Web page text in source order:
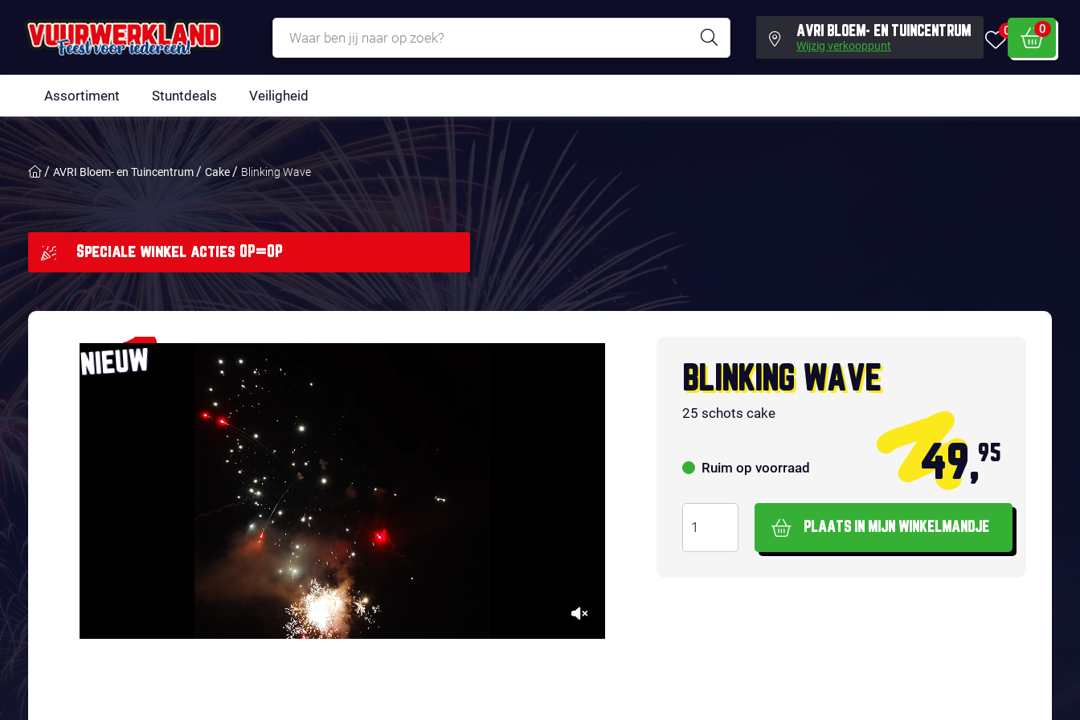
AVRI BLOEM- EN TUINCENTRUM
Wijzig verkooppunt
0 0
Assortiment Stuntdeals Veiligheid
AVRI Bloem- en Tuincentrum Cake Blinking Wave
Speciale winkel acties OP=OP
NIEUW
BLINKING WAVE
25 schots cake
Ruim op voorraad 49,95
PLAATS IN MIJN WINKELMANDJE